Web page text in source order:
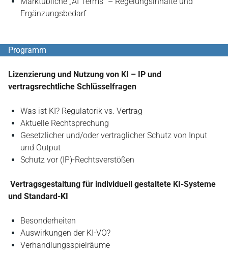
Ergänzungsbedarf
Programm
Lizenzierung und Nutzung von KI – IP und
vertragsrechtliche Schlüsselfragen
Was ist KI? Regulatorik vs. Vertrag
Aktuelle Rechtsprechung
Gesetzlicher und/oder vertraglicher Schutz von Input
und Output
Schutz vor (IP)-Rechtsverstößen
Vertragsgestaltung für individuell gestaltete KI-Systeme
und Standard-KI
Besonderheiten
Auswirkungen der KI-VO?
Verhandlungsspielräume